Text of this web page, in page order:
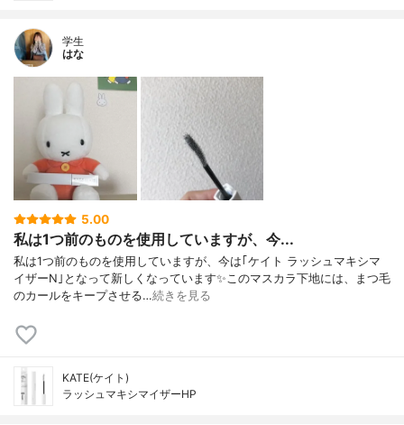
学生
はな
5.00
私は1つ前のものを使用していますが、今...
私は1つ前のものを使用していますが、今は｢ケイト ラッシュマキシマ
イザーN｣となって新しくなっています✨このマスカラ下地には、まつ毛
のカールをキープさせる…続きを見る
KATE(ケイト)
ラッシュマキシマイザーHP